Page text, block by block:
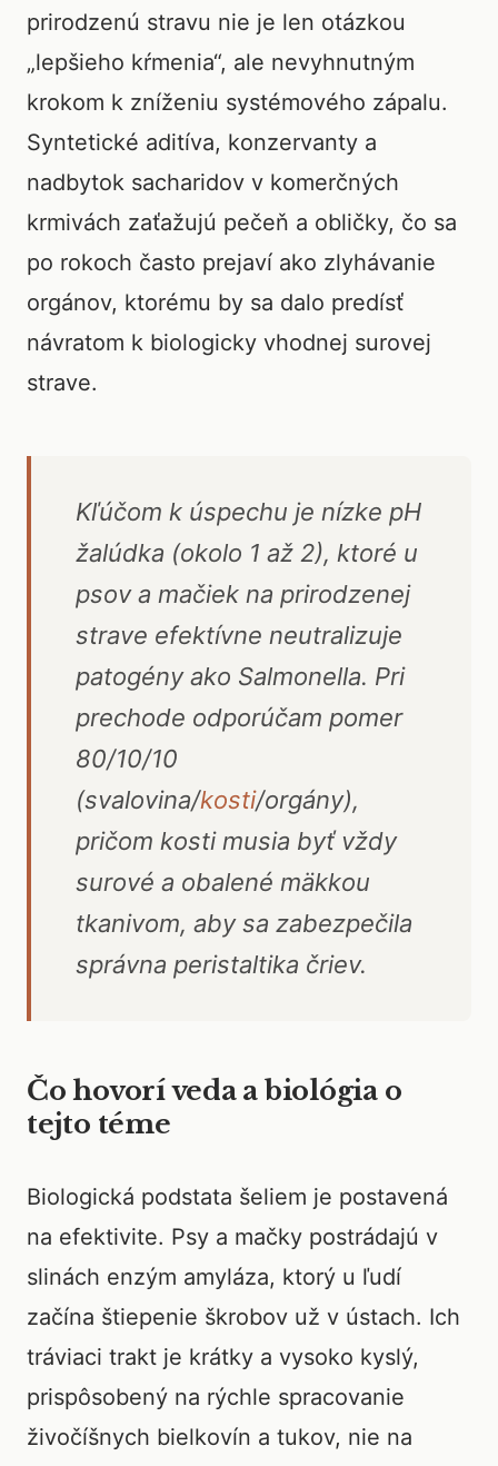
prirodzenú stravu nie je len otázkou
„lepšieho kŕmenia“, ale nevyhnutným
krokom k zníženiu systémového zápalu.
Syntetické aditíva, konzervanty a
nadbytok sacharidov v komerčných
krmivách zaťažujú pečeň a obličky, čo sa
po rokoch často prejaví ako zlyhávanie
orgánov, ktorému by sa dalo predísť
návratom k biologicky vhodnej surovej
strave.
Kľúčom k úspechu je nízke pH
žalúdka (okolo 1 až 2), ktoré u
psov a mačiek na prirodzenej
strave efektívne neutralizuje
patogény ako Salmonella. Pri
prechode odporúčam pomer
80/10/10
(svalovina/kosti/orgány),
pričom kosti musia byť vždy
surové a obalené mäkkou
tkanivom, aby sa zabezpečila
správna peristaltika čriev.
Čo hovorí veda a biológia o
tejto téme
Biologická podstata šeliem je postavená
na efektivite. Psy a mačky postrádajú v
slinách enzým amyláza, ktorý u ľudí
začína štiepenie škrobov už v ústach. Ich
tráviaci trakt je krátky a vysoko kyslý,
prispôsobený na rýchle spracovanie
živočíšnych bielkovín a tukov, nie na